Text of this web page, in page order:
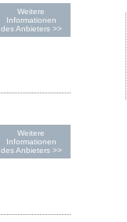
Weitere
Informationen
des Anbieters >>
Weitere
Informationen
des Anbieters >>